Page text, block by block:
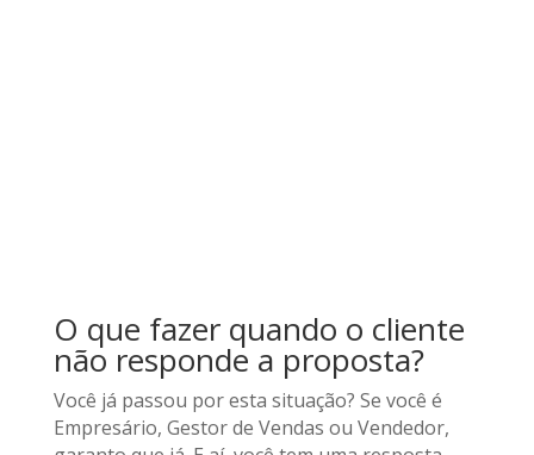
O que fazer quando o cliente
não responde a proposta?
Você já passou por esta situação? Se você é
Empresário, Gestor de Vendas ou Vendedor,